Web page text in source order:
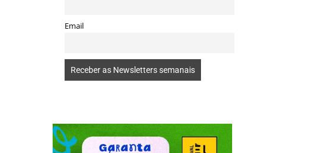
Email